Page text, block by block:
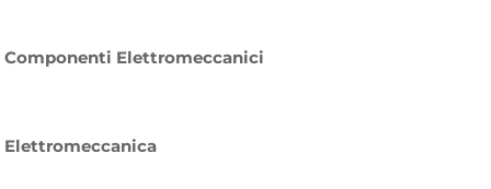
Componenti Elettromeccanici
Elettromeccanica